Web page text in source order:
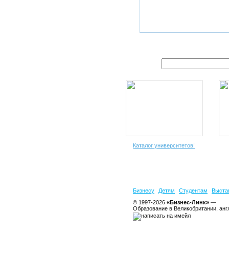
Каталог университетов!
Бизнесу Детям Студентам
© 1997-2026 «Бизнес-Линк» —
Образование в Великобритании,